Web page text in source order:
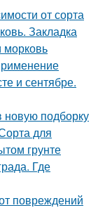
от сорта
Закладка
морковь
и сентябре.
подборку
для
грунте
Где
повреждений